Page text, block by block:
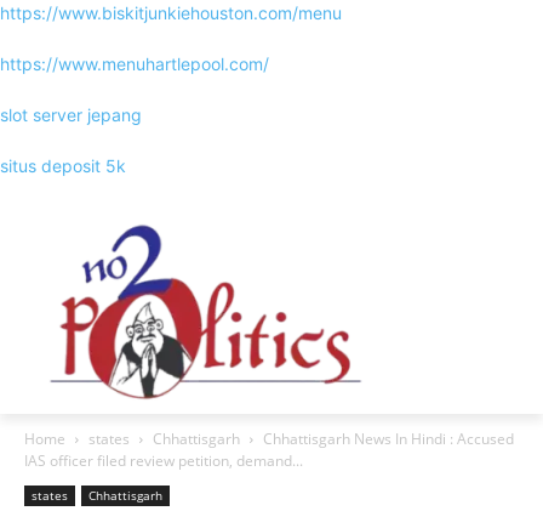
https://www.biskitjunkiehouston.com/menu
https://www.menuhartlepool.com/
slot server jepang
situs deposit 5k
Home states Chhattisgarh
Chhattisgarh News In Hindi : Accused
IAS officer filed review petition, demand...
states Chhattisgarh